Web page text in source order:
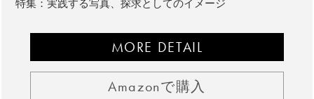
特集：実践する写真、探求としてのイメージ
MORE DETAIL
Amazonで購入